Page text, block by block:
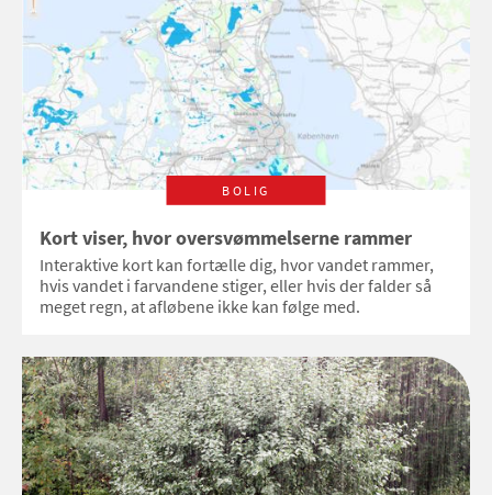
BOLIG
Kort viser, hvor oversvømmelserne rammer
Interaktive kort kan fortælle dig, hvor vandet rammer,
hvis vandet i farvandene stiger, eller hvis der falder så
meget regn, at afløbene ikke kan følge med.